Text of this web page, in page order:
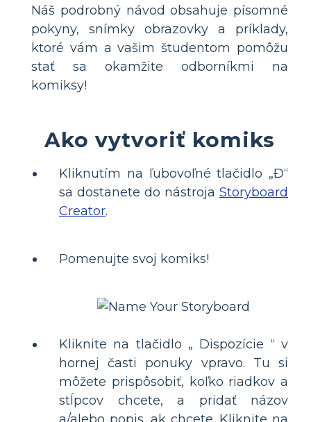
Náš podrobný návod obsahuje písomné
pokyny, snímky obrazovky a príklady,
ktoré vám a vašim študentom pomôžu
stať sa okamžite odborníkmi na
komiksy!
Ako vytvoriť komiks
Kliknutím na ľubovoľné tlačidlo „Ð“
sa dostanete do nástroja Storyboard
Creator.
Pomenujte svoj komiks!
Kliknite na tlačidlo „ Dispozície “ v
hornej časti ponuky vpravo. Tu si
môžete prispôsobiť, koľko riadkov a
stĺpcov chcete, a pridať názov